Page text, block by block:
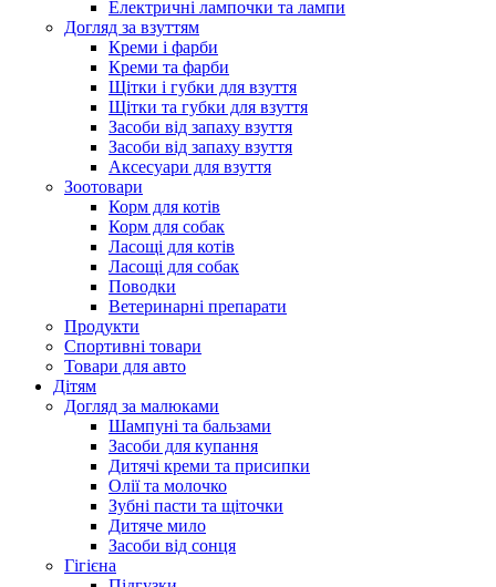
Електричні лампочки та лампи
Догляд за взуттям
Креми і фарби
Креми та фарби
Щітки і губки для взуття
Щітки та губки для взуття
Засоби від запаху взуття
Засоби від запаху взуття
Аксесуари для взуття
Зоотовари
Корм для котів
Корм для собак
Ласощі для котів
Ласощі для собак
Поводки
Ветеринарні препарати
Продукти
Спортивні товари
Товари для авто
Дітям
Догляд за малюками
Шампуні та бальзами
Засоби для купання
Дитячі креми та присипки
Олії та молочко
Зубні пасти та щіточки
Дитяче мило
Засоби від сонця
Гігієна